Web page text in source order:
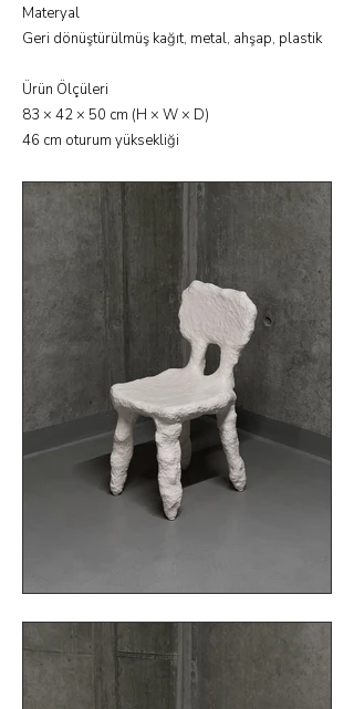
Materyal
Geri dönüştürülmüş kağıt, metal, ahşap, plastik
Ürün Ölçüleri
83 × 42 × 50 cm (H × W × D)
46 cm oturum yüksekliği